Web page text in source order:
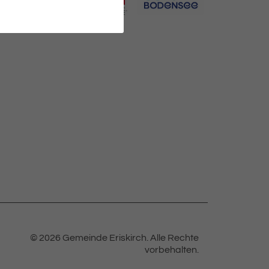
© 2026 Gemeinde Eriskirch. Alle Rechte
vorbehalten.